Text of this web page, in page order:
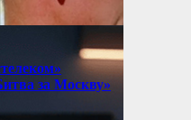
за Москву»